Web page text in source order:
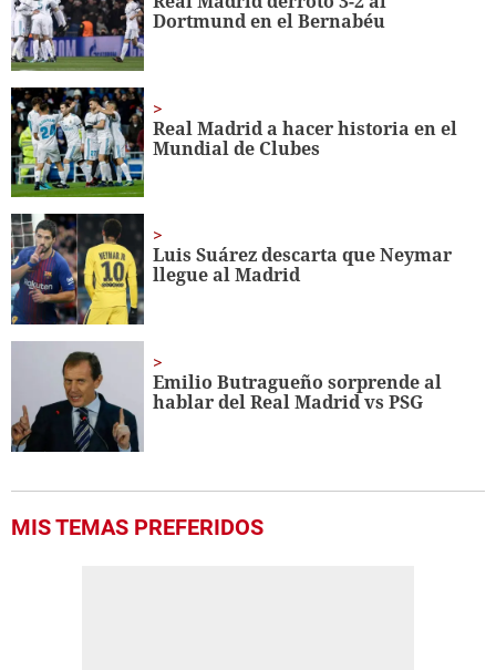
8
seconds
Dortmund en el Bernabéu
Real Madrid a hacer historia en el
Mundial de Clubes
Luis Suárez descarta que Neymar
llegue al Madrid
Emilio Butragueño sorprende al
hablar del Real Madrid vs PSG
MIS TEMAS PREFERIDOS